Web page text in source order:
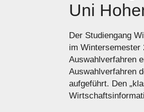
Uni
Der Studiengang
im Wintersemester
Auswahlverfahren
Auswahlverfahren
aufgeführt. Den